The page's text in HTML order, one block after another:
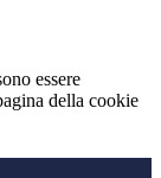
essere
della cookie